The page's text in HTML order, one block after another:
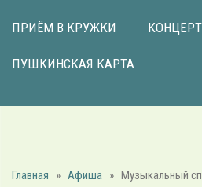
ПРИЁМ В КРУЖКИ
ПУШКИНСКАЯ КАРТА
Главная » Афиша » Музыкальный